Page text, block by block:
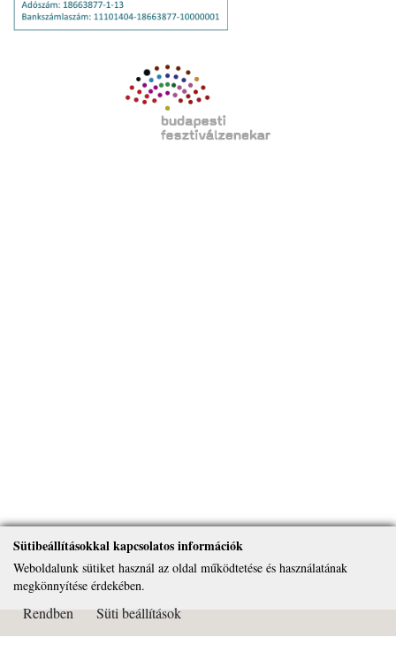
Sütibeállításokkal kapcsolatos információk
Weboldalunk sütiket használ az oldal működtetése és használatának
megkönnyítése érdekében.
Rendben Süti beállítások